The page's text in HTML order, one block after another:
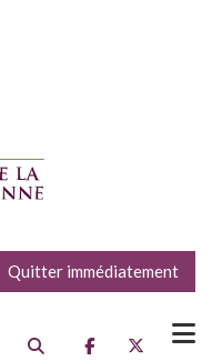
Quitter immédiatement